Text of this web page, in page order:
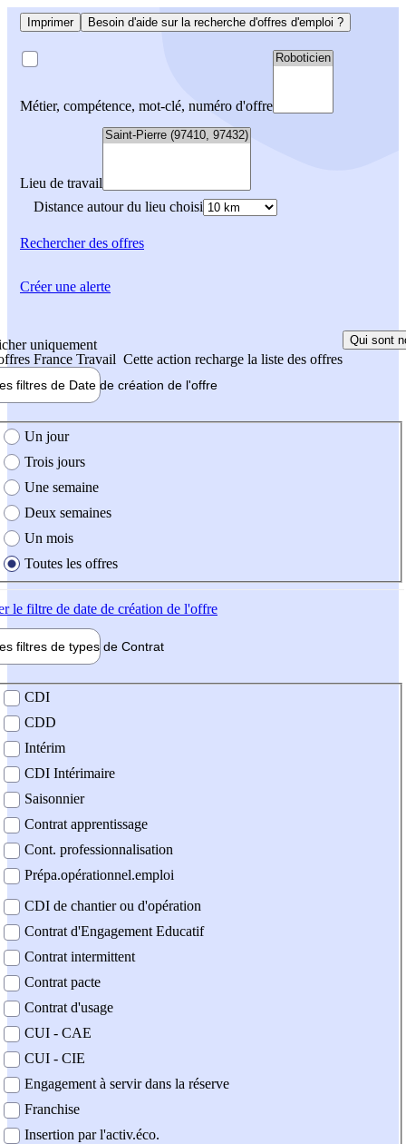
Imprimer Besoin d'aide sur la recherche d'offres d'emploi ?
Métier, compétence, mot-clé, numéro d'offre
Lieu de travail
Distance autour du lieu choisi
Rechercherdes offres
uniquement
France Travail Cette action recharge la liste des offres
Qui sont
filtres de Date de création de l'offre
création de l'offre
Un jour
Trois jours
Une semaine
Deux semaines
Un mois
Toutes les offres
le filtre de date de création de l'offre
filtres de types de Contrat
contrat
CDI
CDD
Intérim
CDI Intérimaire
Saisonnier
Contrat apprentissage
Cont. professionnalisation
Prépa.opérationnel.emploi
CDI de chantier ou d'opération
Contrat d'Engagement Educatif
Contrat intermittent
Contrat pacte
Contrat d'usage
CUI - CAE
CUI - CIE
Engagement à servir dans la réserve
Franchise
Insertion par l'activ.éco.
Créer une alerte